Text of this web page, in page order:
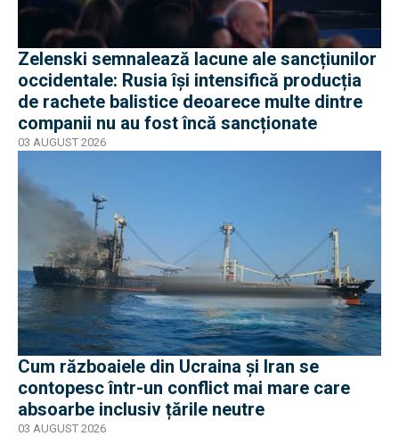
Zelenski semnalează lacune ale sancțiunilor
occidentale: Rusia își intensifică producția
de rachete balistice deoarece multe dintre
companii nu au fost încă sancționate
03 AUGUST 2026
Cum războaiele din Ucraina și Iran se
contopesc într-un conflict mai mare care
absoarbe inclusiv țările neutre
03 AUGUST 2026